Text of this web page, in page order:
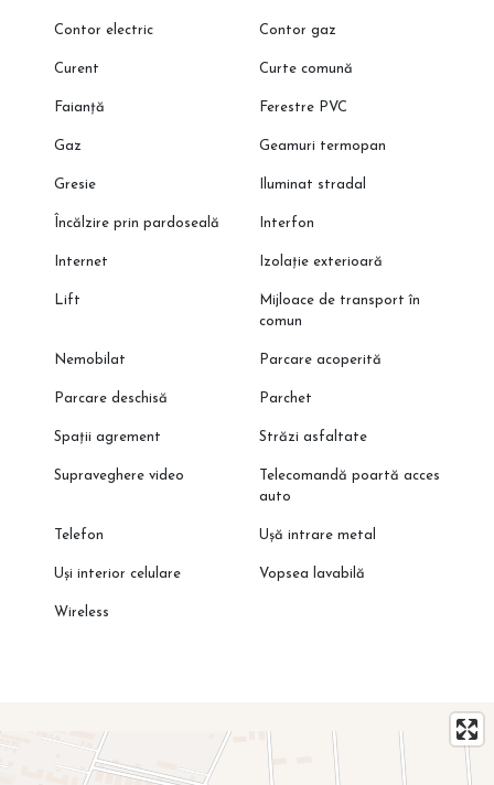
Contor electric Contor gaz
Curent Curte comună
Faianță Ferestre PVC
Gaz Geamuri termopan
Gresie Iluminat stradal
Încălzire prin pardoseală Interfon
Internet Izolație exterioară
Lift
Mijloace de transport în
comun
Nemobilat Parcare acoperită
Parcare deschisă Parchet
Spații agrement Străzi asfaltate
Supraveghere video
Telecomandă poartă acces
auto
Telefon Ușă intrare metal
Uși interior celulare Vopsea lavabilă
Wireless